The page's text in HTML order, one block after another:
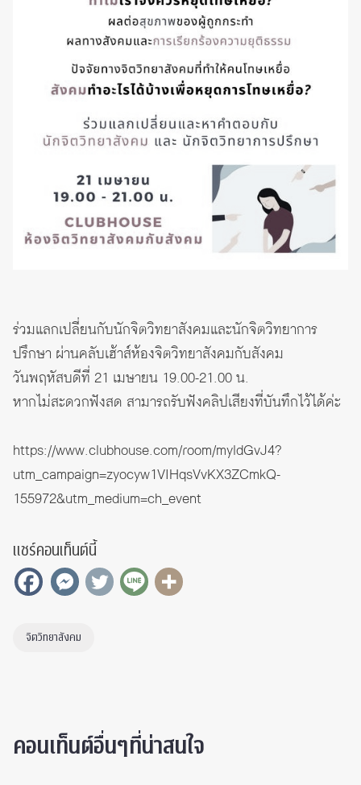
ร่วมแลกเปลี่ยนกับนักจิตวิทยาสังคมและนักจิตวิทยาการ
ปรึกษา ผ่านคลับเฮ้าส์ห้องจิตวิทยาสังคมกับสังคม
วันพฤหัสบดีที่ 21 เมษายน 19.00-21.00 น.
หากไม่สะดวกฟังสด สามารถรับฟังคลิปเสียงที่บันทึกไว้ได้ค่ะ
https://www.clubhouse.com/room/myldGvJ4?
utm_campaign=zyocyw1VIHqsVvKX3ZCmkQ-
155972&utm_medium=ch_event
แชร์คอนเท็นต์นี้
จิตวิทยาสังคม
คอนเท็นต์อื่นๆที่น่าสนใจ